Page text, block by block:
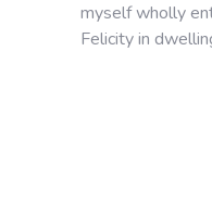
myself wholly
Felicity in